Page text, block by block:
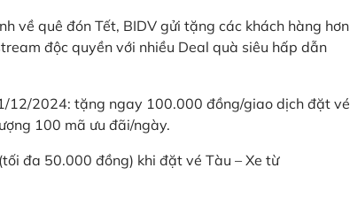
về quê đón Tết, BIDV gửi tặng các khách hàng hơn
độc quyền với nhiều Deal quà siêu hấp dẫn
12/2024: tặng ngay 100.000 đồng/giao dịch đặt vé
100 mã ưu đãi/ngày.
(tối đa 50.000 đồng) khi đặt vé Tàu – Xe từ